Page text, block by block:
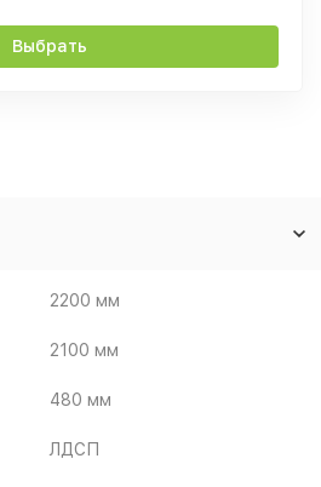
Выбрать
2200 мм
2100 мм
480 мм
ЛДСП